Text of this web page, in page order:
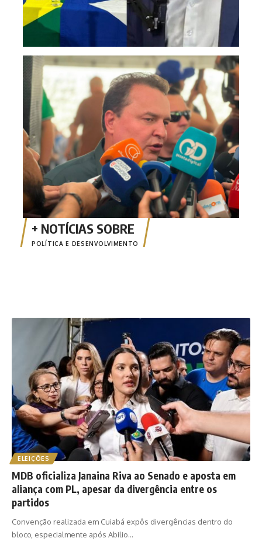
POLÍTICA E DESENVOLVIMENTO
ELEIÇÕES
MDB oficializa Janaina Riva ao Senado e aposta em
aliança com PL, apesar da divergência entre os
partidos
Convenção realizada em Cuiabá expôs divergências dentro do
bloco, especialmente após Abilio…